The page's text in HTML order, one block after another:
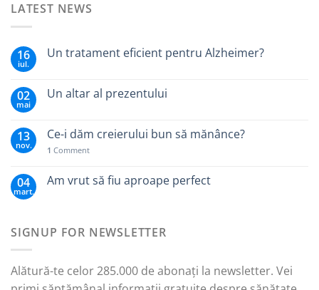
LATEST NEWS
16
iul.
Un tratament eficient pentru Alzheimer?
02
mai
Un altar al prezentului
13
nov.
Ce-i dăm creierului bun să mănânce?
1 Comment
04
mart.
Am vrut să fiu aproape perfect
SIGNUP FOR NEWSLETTER
Alătură-te celor 285.000 de abonați la newsletter. Vei